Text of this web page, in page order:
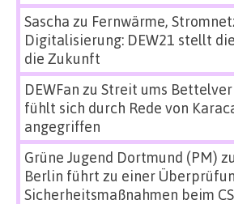
Sascha zu Fernwärme,
Digitalisierung: DEW21 stellt
die Zukunft
DEWFan zu Streit ums
fühlt sich durch Rede von
angegriffen
Grüne Jugend Dortmund (PM) zu
Berlin führt zu einer
Sicherheitsmaßnahmen beim